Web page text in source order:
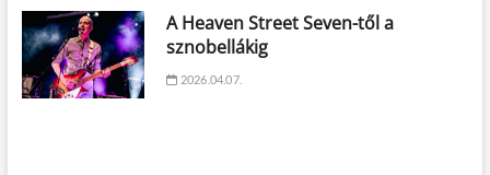
A Heaven Street Seven-től a
sznobellákig
2026.04.07.